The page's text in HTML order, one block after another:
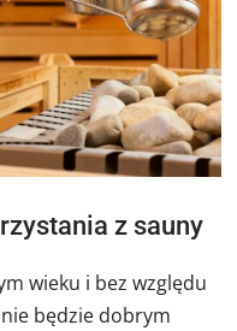
z sauny
wieku i bez względu
będzie dobrym